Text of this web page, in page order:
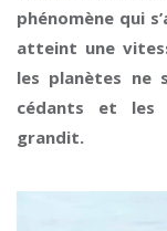
phénomène qui
atteint une
les planètes ne
cédants et les
grandit.